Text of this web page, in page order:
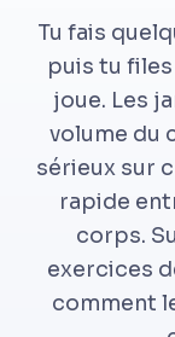
Tu fais
puis tu
joue. Les
volume du
sérieux sur
rapide
corps.
exercices
comment